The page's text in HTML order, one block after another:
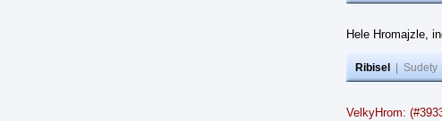
Hele Hromajzle,
Ribisel Sudety
VelkyHrom: